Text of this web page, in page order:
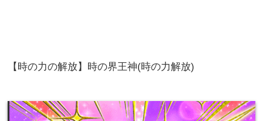
【時の力の解放】時の界王神(時の力解放)